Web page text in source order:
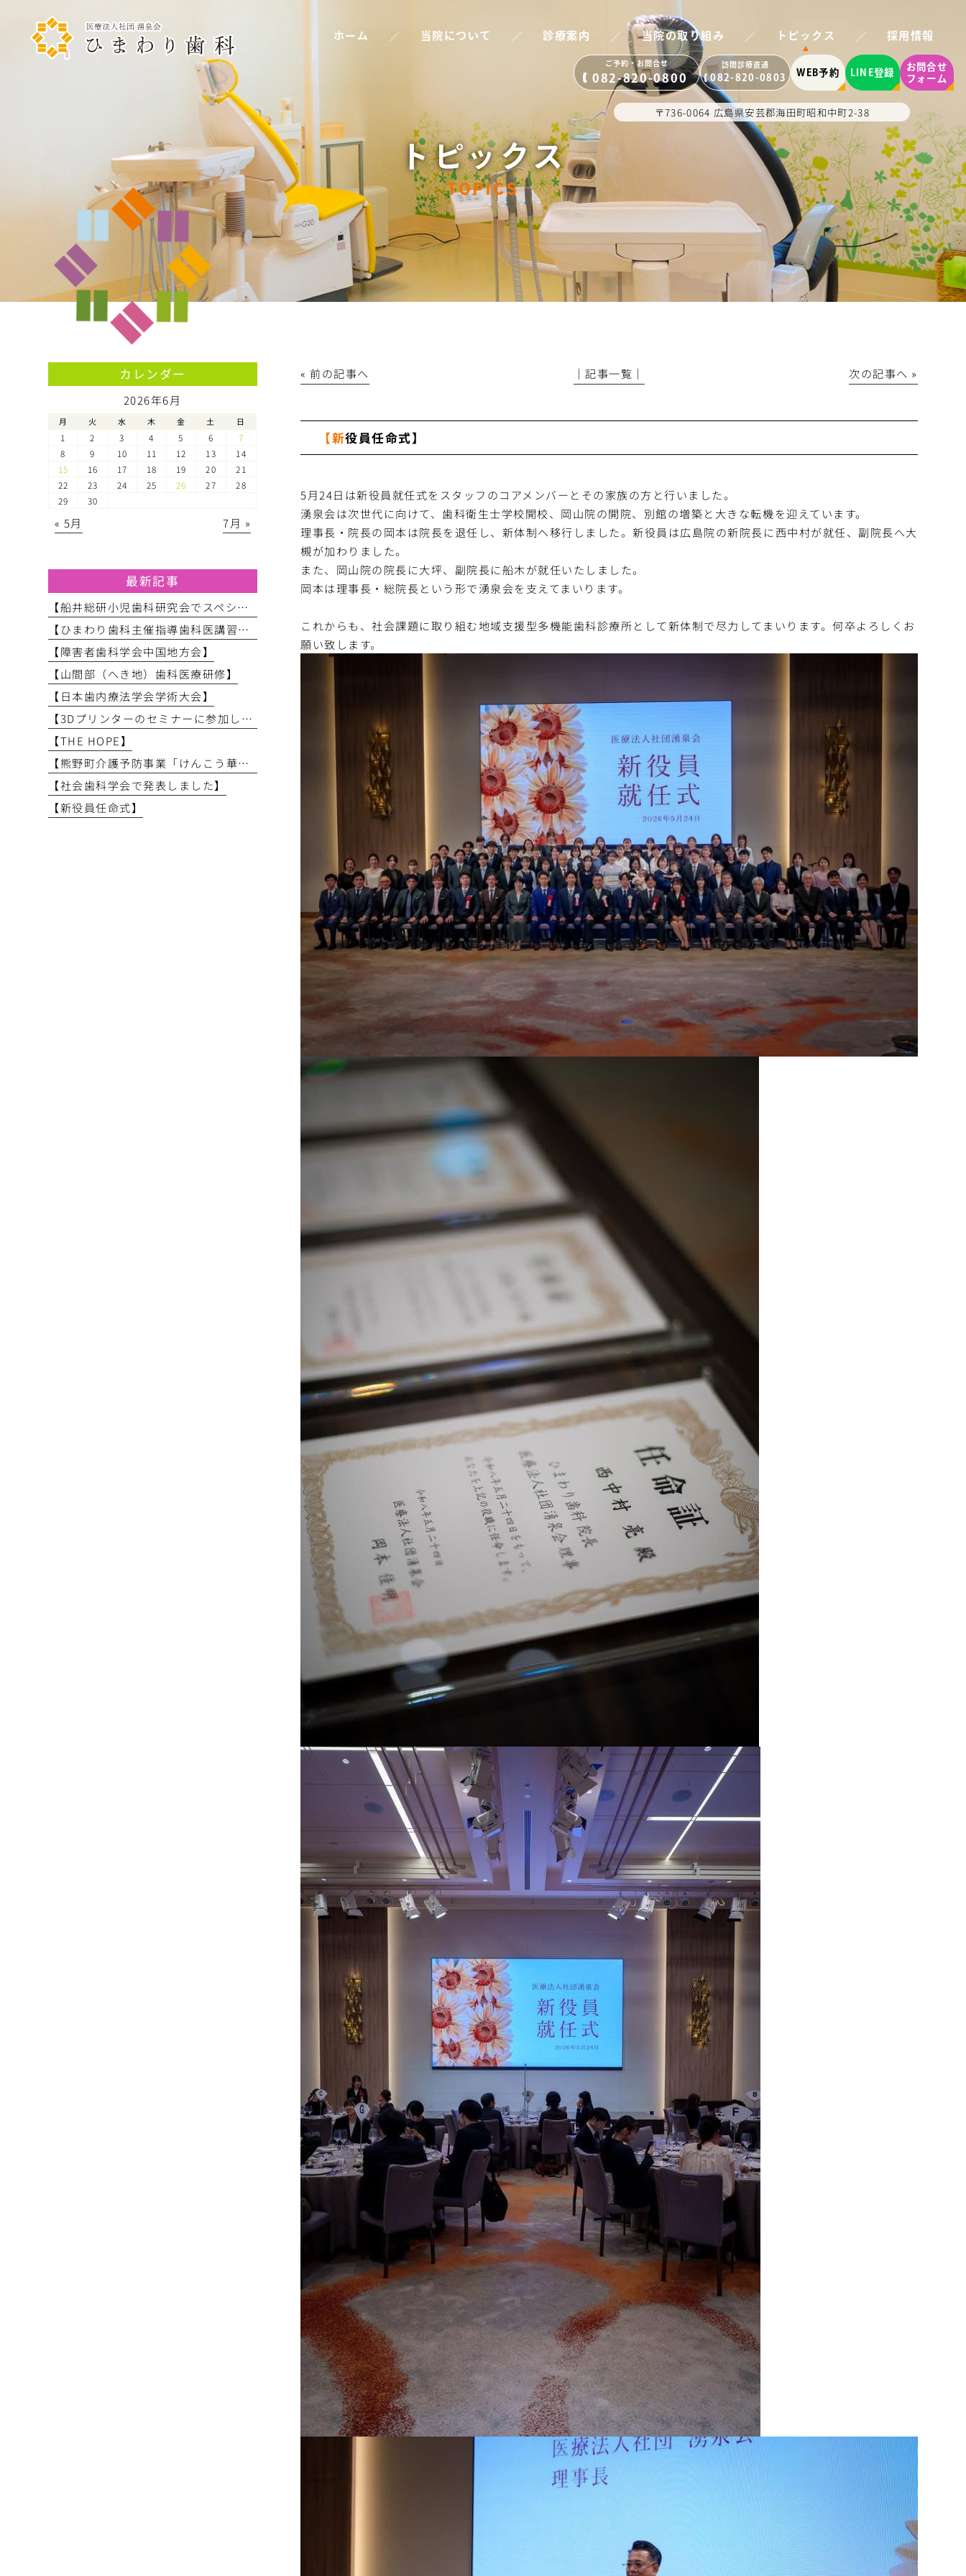
ホーム ／ 当院について ／ 診療案内 ／ 当院の取り組み ／ トピックス ／ 採用情報
ご予約・お問合せ
082-820-0800
訪問診療直通
082-820-0803
WEB予約 LINE登録
お問合せ
フォーム
〒736-0064 広島県安芸郡海田町昭和中町2-38
トピックス
TOPICS
« 前の記事へ │記事一覧│ 次の記事へ »
【新役員任命式】
5月24日は新役員就任式をスタッフのコアメンバーとその家族の方と行いました。
湧泉会は次世代に向けて、歯科衛生士学校開校、岡山院の開院、別館の増築と大きな転機を迎えています。
理事長・院長の岡本は院長を退任し、新体制へ移行しました。新役員は広島院の新院長に西中村が就任、副院長へ大
槻が加わりました。
また、岡山院の院長に大坪、副院長に船木が就任いたしました。
岡本は理事長・総院長という形で湧泉会を支えてまいります。
これからも、社会課題に取り組む地域支援型多機能歯科診療所として新体制で尽力してまいります。何卒よろしくお
願い致します。
カレンダー
2026年6月
月 火 水 木 金 土 日
1 2 3 4 5 6
7
8
9 10 11 12 13
14
15
16 17 18 19 20
21
22
23 24 25 26 27
28
29
30
« 5月 7月 »
最新記事
【船井総研小児歯科研究会でスペシャルニーズ対応のお話をしてきました】
【ひまわり歯科主催指導歯科医講習会】
【障害者歯科学会中国地方会】
【山間部（へき地）歯科医療研修】
【日本歯内療法学会学術大会】
【3Dプリンターのセミナーに参加しました】
【THE HOPE】
【熊野町介護予防事業「けんこう華齢教室」で講義を行いました】
【社会歯科学会で発表しました】
【新役員任命式】